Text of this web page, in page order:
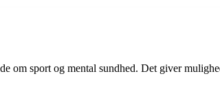
om sport og mental sundhed. Det giver